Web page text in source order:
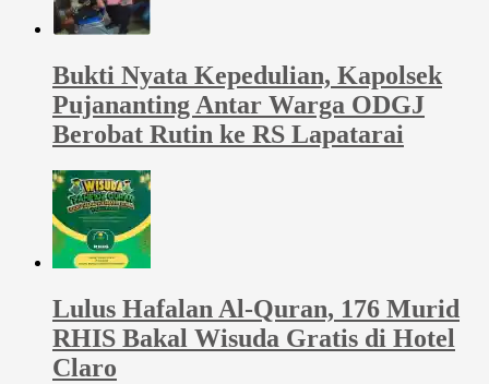
Bukti Nyata Kepedulian, Kapolsek
Pujananting Antar Warga ODGJ
Berobat Rutin ke RS Lapatarai
Lulus Hafalan Al-Quran, 176 Murid
RHIS Bakal Wisuda Gratis di Hotel
Claro